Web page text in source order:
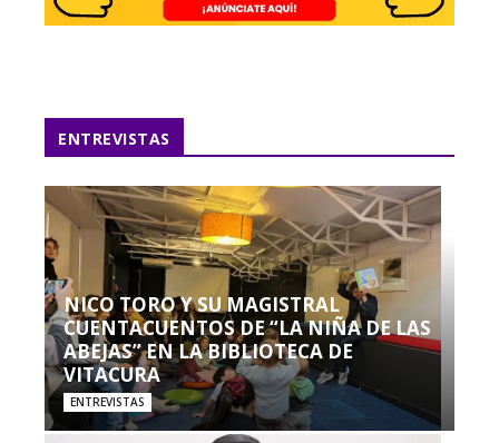
ENTREVISTAS
NICO TORO Y SU MAGISTRAL
CUENTACUENTOS DE “LA NIÑA DE LAS
ABEJAS” EN LA BIBLIOTECA DE
VITACURA
ENTREVISTAS